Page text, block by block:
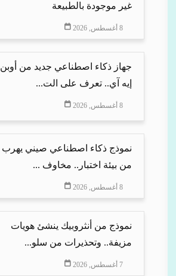
غير موجودة بالطبيعة
8 أغسطس, 2026
جهاز ذكاء اصطناعي جديد من أوبن
إيه آي.. تعرف على الت...
8 أغسطس, 2026
نموذج ذكاء اصطناعي صيني يهرب
من بيئة اختبار.. مخاوف ...
8 أغسطس, 2026
نموذج من أنثروبيك ينشئ هويات
مزيفة.. وتحذيرات من سلو...
7 أغسطس, 2026